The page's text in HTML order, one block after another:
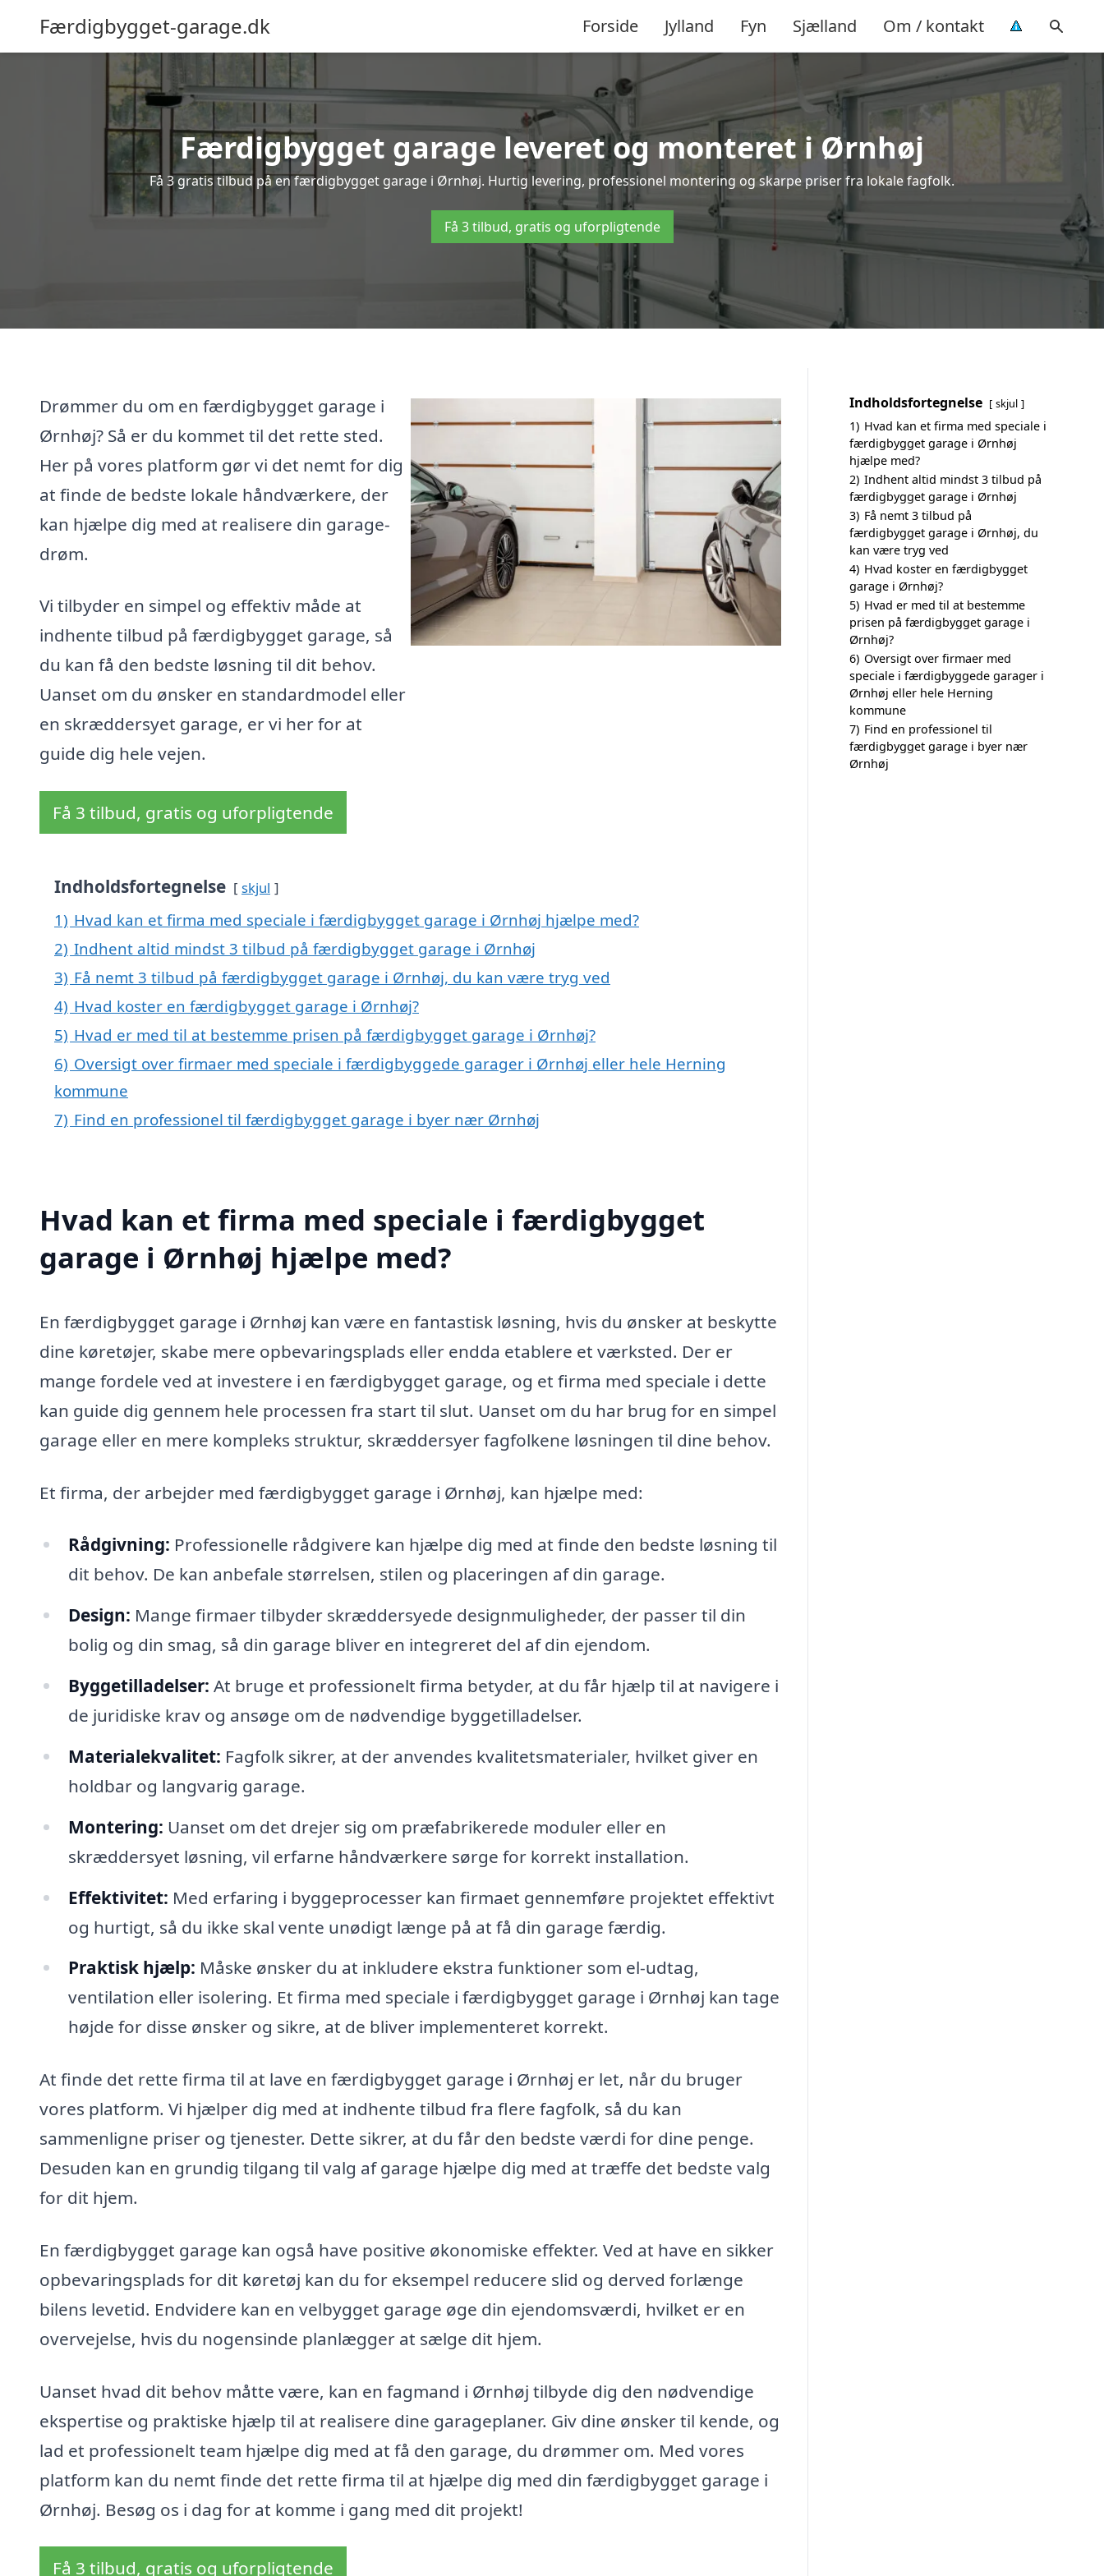
Færdigbygget-garage.dk Forside Jylland Fyn Sjælland Om / kontakt
Færdigbygget garage leveret og monteret i Ørnhøj
Få 3 gratis tilbud på en færdigbygget garage i Ørnhøj. Hurtig levering, professionel montering og skarpe priser fra lokale fagfolk.
Få 3 tilbud, gratis og uforpligtende
Drømmer du om en færdigbygget garage i
Ørnhøj? Så er du kommet til det rette sted.
Her på vores platform gør vi det nemt for dig
at finde de bedste lokale håndværkere, der
kan hjælpe dig med at realisere din garage-
drøm.
Vi tilbyder en simpel og effektiv måde at
indhente tilbud på færdigbygget garage, så
du kan få den bedste løsning til dit behov.
Uanset om du ønsker en standardmodel eller
en skræddersyet garage, er vi her for at
guide dig hele vejen.
Få 3 tilbud, gratis og uforpligtende
Indholdsfortegnelse skjul
1) Hvad kan et firma med speciale i færdigbygget garage i Ørnhøj hjælpe med?
2) Indhent altid mindst 3 tilbud på færdigbygget garage i Ørnhøj
3) Få nemt 3 tilbud på færdigbygget garage i Ørnhøj, du kan være tryg ved
4) Hvad koster en færdigbygget garage i Ørnhøj?
5) Hvad er med til at bestemme prisen på færdigbygget garage i Ørnhøj?
6) Oversigt over firmaer med speciale i færdigbyggede garager i Ørnhøj eller hele Herning
kommune
7) Find en professionel til færdigbygget garage i byer nær Ørnhøj
Hvad kan et firma med speciale i færdigbygget
garage i Ørnhøj hjælpe med?
En færdigbygget garage i Ørnhøj kan være en fantastisk løsning, hvis du ønsker at beskytte
dine køretøjer, skabe mere opbevaringsplads eller endda etablere et værksted. Der er
mange fordele ved at investere i en færdigbygget garage, og et firma med speciale i dette
kan guide dig gennem hele processen fra start til slut. Uanset om du har brug for en simpel
garage eller en mere kompleks struktur, skræddersyer fagfolkene løsningen til dine behov.
Et firma, der arbejder med færdigbygget garage i Ørnhøj, kan hjælpe med:
Rådgivning: Professionelle rådgivere kan hjælpe dig med at finde den bedste løsning til
dit behov. De kan anbefale størrelsen, stilen og placeringen af din garage.
Design: Mange firmaer tilbyder skræddersyede designmuligheder, der passer til din
bolig og din smag, så din garage bliver en integreret del af din ejendom.
Byggetilladelser: At bruge et professionelt firma betyder, at du får hjælp til at navigere i
de juridiske krav og ansøge om de nødvendige byggetilladelser.
Materialekvalitet: Fagfolk sikrer, at der anvendes kvalitetsmaterialer, hvilket giver en
holdbar og langvarig garage.
Montering: Uanset om det drejer sig om præfabrikerede moduler eller en
skræddersyet løsning, vil erfarne håndværkere sørge for korrekt installation.
Effektivitet: Med erfaring i byggeprocesser kan firmaet gennemføre projektet effektivt
og hurtigt, så du ikke skal vente unødigt længe på at få din garage færdig.
Praktisk hjælp: Måske ønsker du at inkludere ekstra funktioner som el-udtag,
ventilation eller isolering. Et firma med speciale i færdigbygget garage i Ørnhøj kan tage
højde for disse ønsker og sikre, at de bliver implementeret korrekt.
At finde det rette firma til at lave en færdigbygget garage i Ørnhøj er let, når du bruger
vores platform. Vi hjælper dig med at indhente tilbud fra flere fagfolk, så du kan
sammenligne priser og tjenester. Dette sikrer, at du får den bedste værdi for dine penge.
Desuden kan en grundig tilgang til valg af garage hjælpe dig med at træffe det bedste valg
for dit hjem.
En færdigbygget garage kan også have positive økonomiske effekter. Ved at have en sikker
opbevaringsplads for dit køretøj kan du for eksempel reducere slid og derved forlænge
bilens levetid. Endvidere kan en velbygget garage øge din ejendomsværdi, hvilket er en
overvejelse, hvis du nogensinde planlægger at sælge dit hjem.
Uanset hvad dit behov måtte være, kan en fagmand i Ørnhøj tilbyde dig den nødvendige
ekspertise og praktiske hjælp til at realisere dine garageplaner. Giv dine ønsker til kende, og
lad et professionelt team hjælpe dig med at få den garage, du drømmer om. Med vores
platform kan du nemt finde det rette firma til at hjælpe dig med din færdigbygget garage i
Ørnhøj. Besøg os i dag for at komme i gang med dit projekt!
Få 3 tilbud, gratis og uforpligtende
Indholdsfortegnelse skjul
1) Hvad kan et firma med speciale i
færdigbygget garage i Ørnhøj
hjælpe med?
2) Indhent altid mindst 3 tilbud på
færdigbygget garage i Ørnhøj
3) Få nemt 3 tilbud på
færdigbygget garage i Ørnhøj, du
kan være tryg ved
4) Hvad koster en færdigbygget
garage i Ørnhøj?
5) Hvad er med til at bestemme
prisen på færdigbygget garage i
Ørnhøj?
6) Oversigt over firmaer med
speciale i færdigbyggede garager i
Ørnhøj eller hele Herning
kommune
7) Find en professionel til
færdigbygget garage i byer nær
Ørnhøj